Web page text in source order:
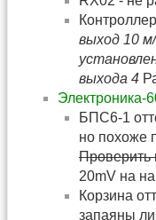
выход 10
выхода 4
Электроника-
БПС6-1
но похоже
Проверить
20mV на
Корзина
запаяны